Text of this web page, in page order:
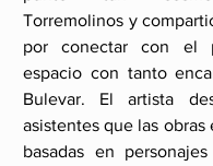
Torremolinos y
por conectar con el
espacio con tanto
Bulevar. El artista
asistentes que las obras
basadas en